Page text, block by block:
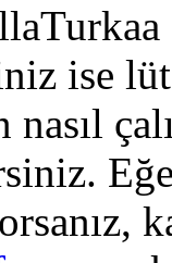
ise